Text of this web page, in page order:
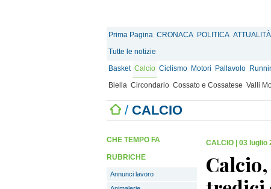
Prima Pagina CRONACA POLITICA ATTUALITÀ
Tutte le notizie
Basket Calcio Ciclismo Motori Pallavolo
Biella Circondario Cossato e Cossatese Valli
/ CALCIO
CHE TEMPO FA
RUBRICHE
Annunci lavoro
CALCIO 03 luglio